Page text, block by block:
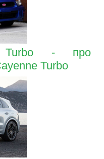
Turbo - про
Turbo